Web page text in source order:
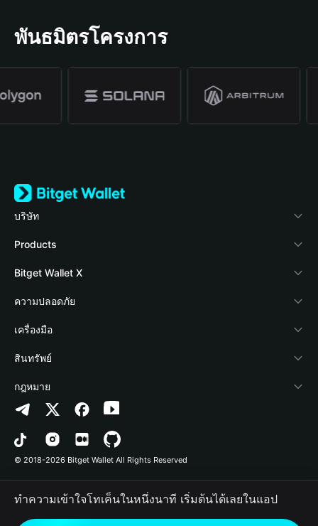
พันธมิตรโครงการ
บริษัท
เกี่ยวกับ Bitget Wallet
Blog
Academy
ข่าวสารด้านคริปโต
ศูนย์ช่วยเหลือ
ติดต่อเรา
ทรัพยากรข้อมูลของแบรนด์
อาชีพ
Products
Crypto Card
Stablecoin Earn
Payfi Crypto
Crypto Swap API
Altcoin Season Index
Prediction Markets
DApp
RWA
Bitget Wallet X
นักพัฒนา
เชื่อมต่อ Wallet
Bitget Wallet Pay
ลิสต์โปรเจกต์
ความปลอดภัย
Protection Fund
เทคโนโลยีความปลอดภัย
เครื่องมือ
ซื้อคริปโต
การตรวจจับการอนุญาต
การตรวจจับสัญญา
การโอนเป็นชุด
สินทรัพย์
Arbitrum
Avalanche
Bitcoin
Polygon
กฎหมาย
นโยบายความเป็นส่วนตัว
ข้อตกลงในการใช้บริการ
© 2018-2026 Bitget Wallet All Rights Reserved
ทำความเข้าใจโทเค็นในหนึ่งนาที เริ่มต้นได้เลยในแอป